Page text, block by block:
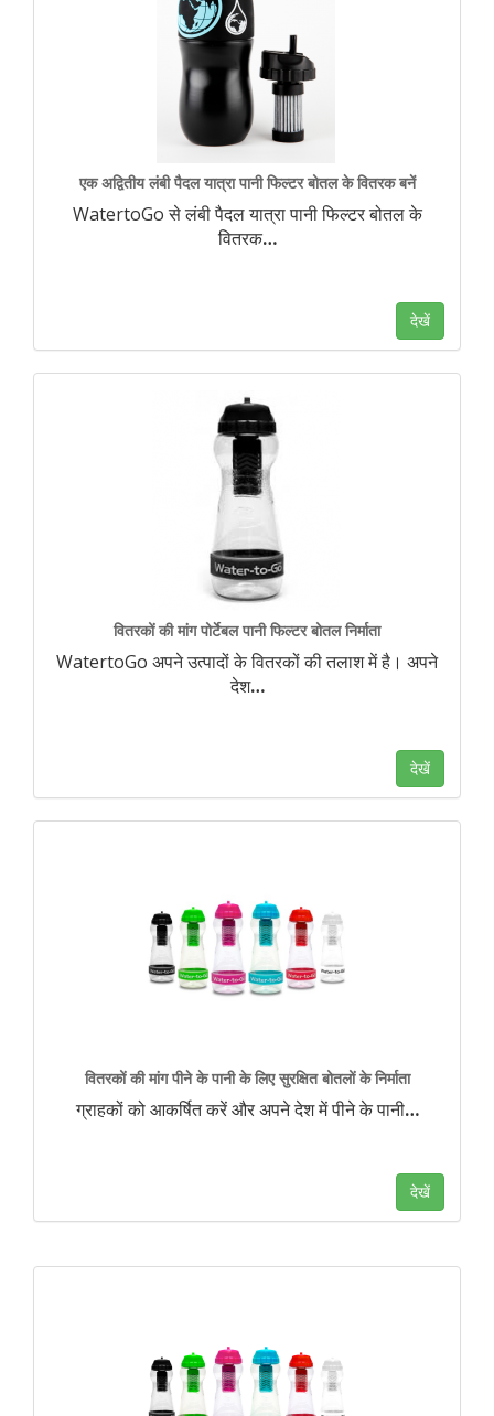
एक अद्वितीय लंबी पैदल यात्रा पानी फिल्टर बोतल के वितरक बनें
WatertoGo से लंबी पैदल यात्रा पानी फिल्टर बोतल के
वितरक…
देखें
वितरकों की मांग पोर्टेबल पानी फिल्टर बोतल निर्माता
WatertoGo अपने उत्पादों के वितरकों की तलाश में है। अपने
देश…
देखें
वितरकों की मांग पीने के पानी के लिए सुरक्षित बोतलों के निर्माता
ग्राहकों को आकर्षित करें और अपने देश में पीने के पानी…
देखें